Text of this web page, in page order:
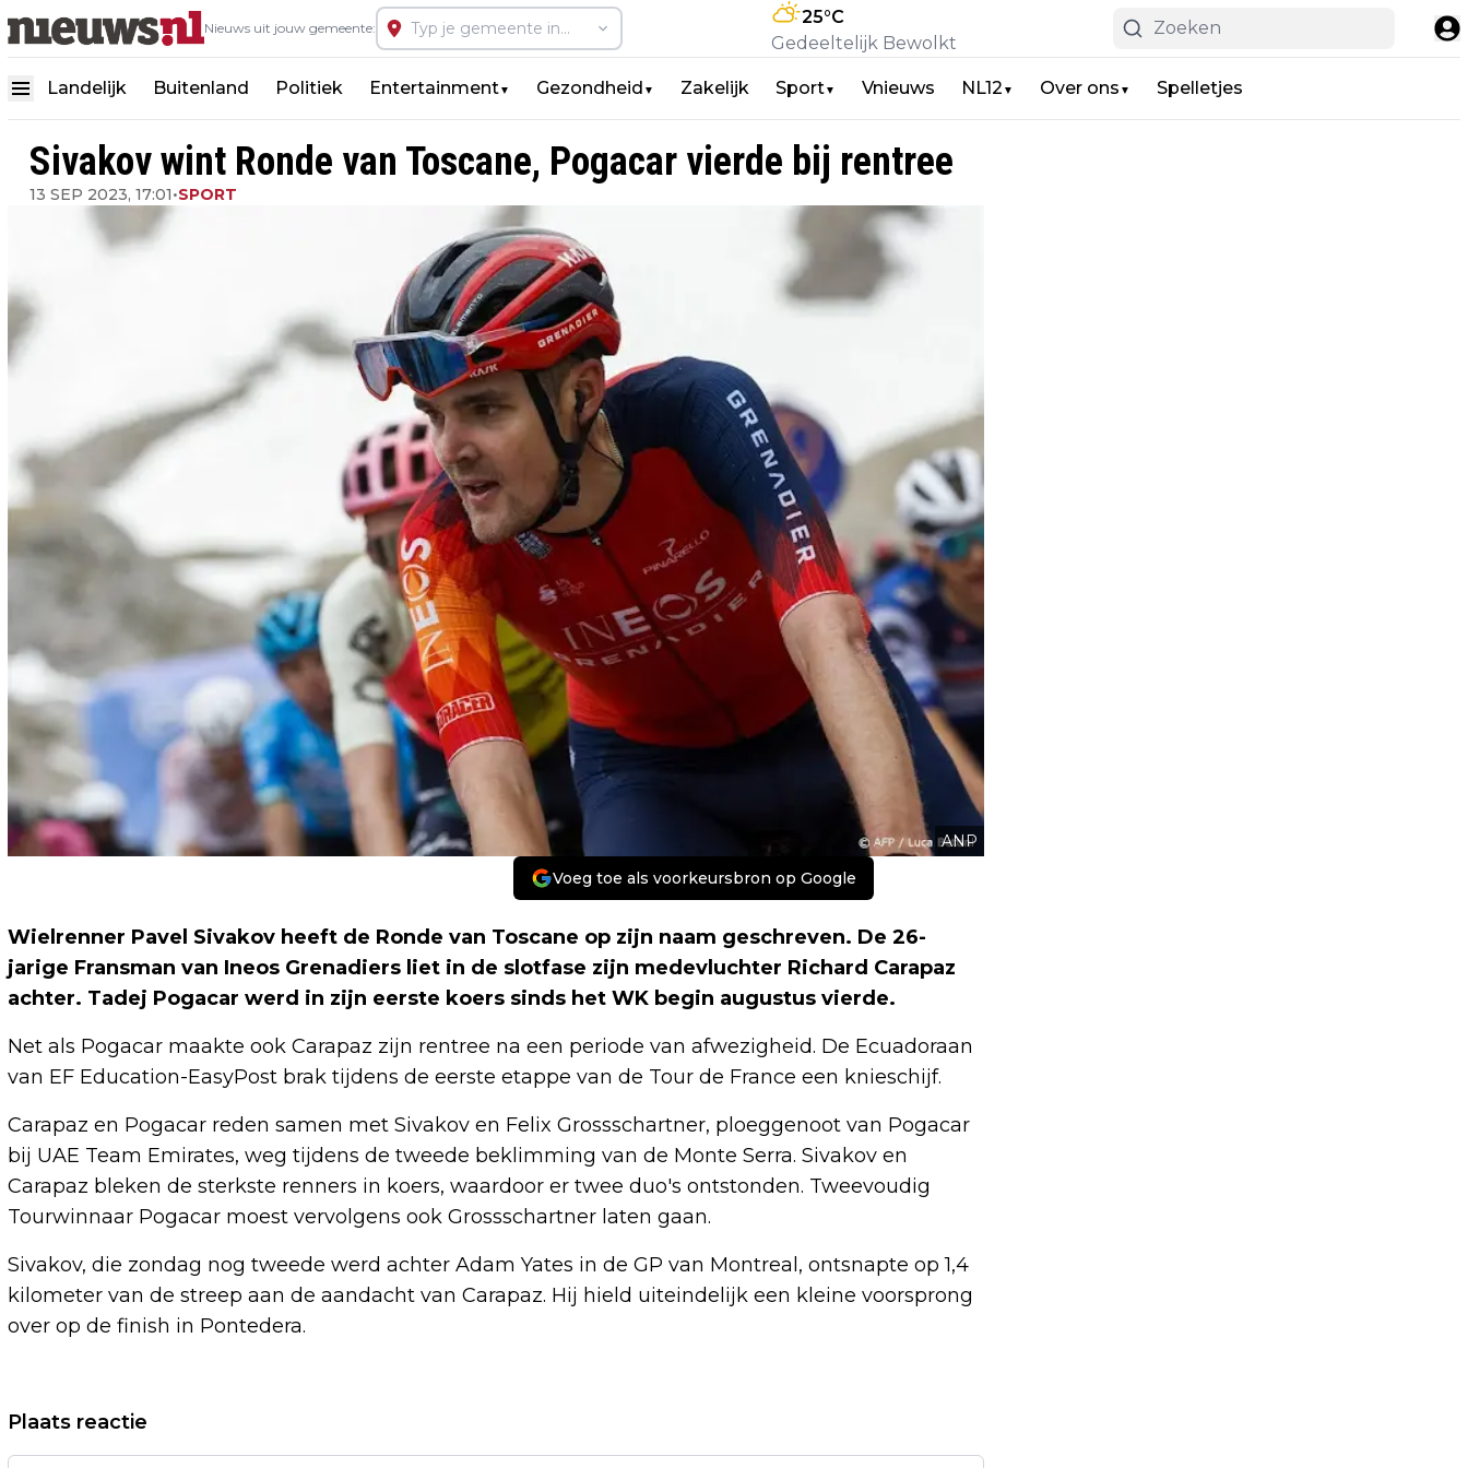
Nieuws uit jouw gemeente:
25°C
Gedeeltelijk Bewolkt
Landelijk Buitenland Politiek Entertainment▼ Gezondheid ▼ Zakelijk Sport▼ Vnieuws NL12 ▼ Over ons ▼ Spelletjes
Sivakov wint Ronde van Toscane, Pogacar vierde bij rentree
13 SEP 2023, 17:01•SPORT
ANP
Voeg toe als voorkeursbron op Google
Wielrenner Pavel Sivakov heeft de Ronde van Toscane op zijn naam geschreven. De 26-
jarige Fransman van Ineos Grenadiers liet in de slotfase zijn medevluchter Richard Carapaz
achter. Tadej Pogacar werd in zijn eerste koers sinds het WK begin augustus vierde.
Net als Pogacar maakte ook Carapaz zijn rentree na een periode van afwezigheid. De Ecuadoraan
van EF Education-EasyPost brak tijdens de eerste etappe van de Tour de France een knieschijf.
Carapaz en Pogacar reden samen met Sivakov en Felix Grossschartner, ploeggenoot van Pogacar
bij UAE Team Emirates, weg tijdens de tweede beklimming van de Monte Serra. Sivakov en
Carapaz bleken de sterkste renners in koers, waardoor er twee duo's ontstonden. Tweevoudig
Tourwinnaar Pogacar moest vervolgens ook Grossschartner laten gaan.
Sivakov, die zondag nog tweede werd achter Adam Yates in de GP van Montreal, ontsnapte op 1,4
kilometer van de streep aan de aandacht van Carapaz. Hij hield uiteindelijk een kleine voorsprong
over op de finish in Pontedera.
Vorig artikel
RUIM 3 MILJOEN VAN GEMEENTEN SCHIPHOL: 6 MILJOEN PASSAGIERS IN
Plaats reactie